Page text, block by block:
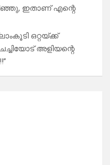
ഇതാണ് എന്റെ
ഒറ്റയ്ക്ക്
അളിയന്റെ